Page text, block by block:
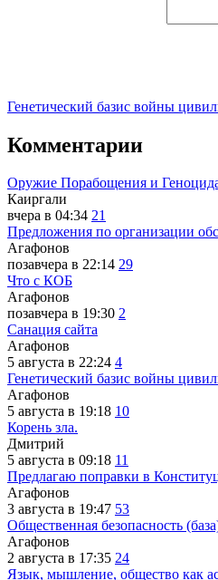
Генетический базис войны
Комментарии
Оружие Порабощения и
Каиргали
вчера в 04:34 21
Предложения по организации
Агафонов
позавчера в 22:14 29
Что с КОБ
Агафонов
позавчера в 19:30 2
Санация сайта
Агафонов
5 августа в 22:24 4
Генетический базис войны
Агафонов
5 августа в 19:18 10
Корень зла.
Дмитрий
5 августа в 09:18 11
Предлагаю поправки в
Агафонов
3 августа в 19:47 53
Общественная безопасность
Агафонов
2 августа в 17:35 24
Язык, мышление, общество как